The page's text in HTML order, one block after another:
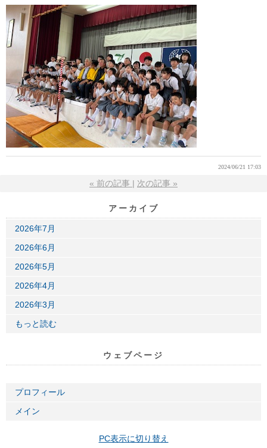
2024/06/21 17:03
« 前の記事 次の記事 »
アーカイブ
2026年7月
2026年6月
2026年5月
2026年4月
2026年3月
もっと読む
ウェブページ
プロフィール
メイン
PC表示に切り替え